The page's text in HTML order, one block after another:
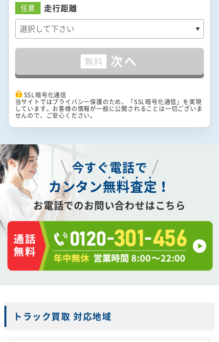
任意 走行距離
無料 次へ
SSL暗号化通信
当サイトではプライバシー保護のため、「SSL暗号化通信」を実現
しています。お客様の情報が一般に公開されることは一切ございま
せんので、ご安心ください。
今すぐ電話で
カンタン無料査定 ！
お電話でのお問い合わせはこちら
トラック買取 対応地域